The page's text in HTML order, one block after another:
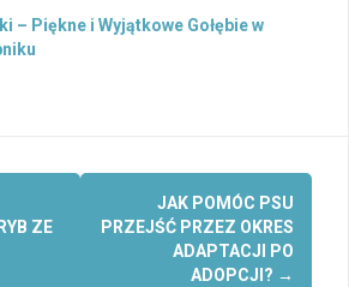
– Piękne i Wyjątkowe Gołębie w
ZE
JAK POMÓC PSU
PRZEJŚĆ PRZEZ OKRES
ADAPTACJI PO
ADOPCJI? →